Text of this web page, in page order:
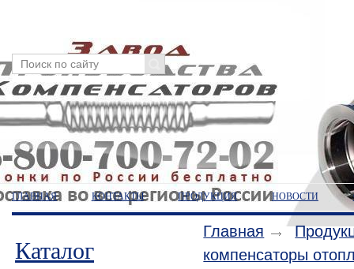
ГЛАВНАЯ КОНТАКТЫ ПРОДУКЦИЯ НОВОСТИ
Каталог
Главная
компенсаторы